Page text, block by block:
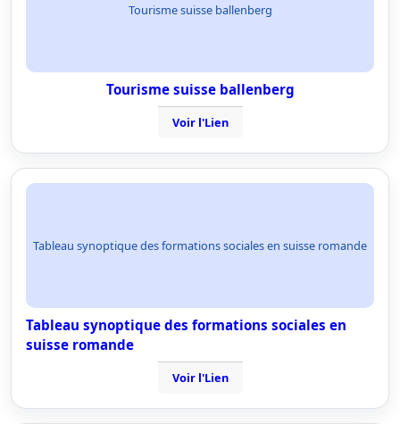
Tourisme suisse ballenberg
Tourisme suisse ballenberg
Voir l'Lien
Tableau synoptique des formations sociales en suisse romande
Tableau synoptique des formations sociales en
suisse romande
Voir l'Lien